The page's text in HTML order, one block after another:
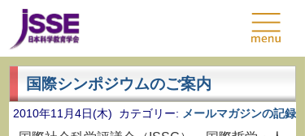
国際シンポジウムのご案内
2010年11月4日(木) カテゴリー: メールマガジンの記録